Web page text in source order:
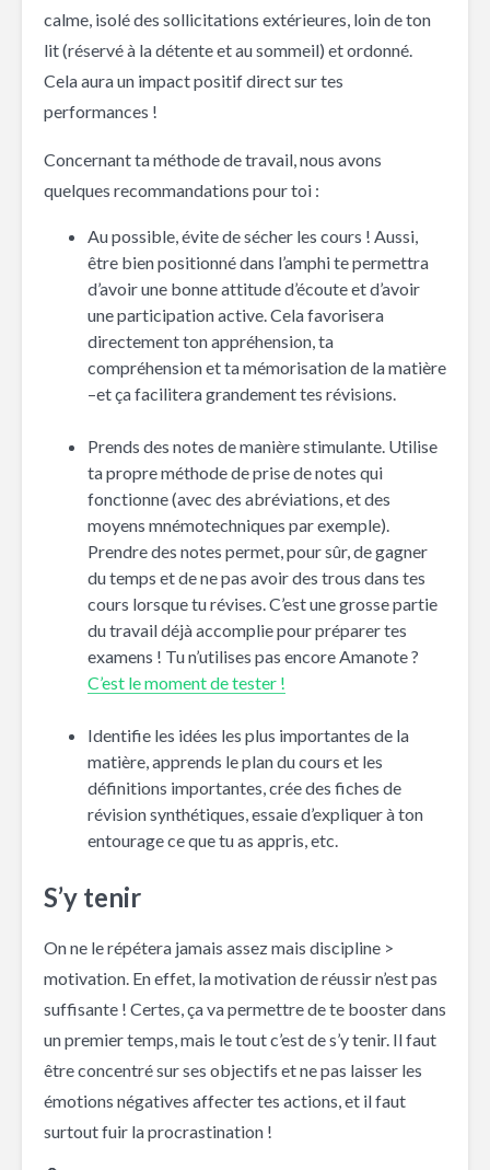
calme, isolé des sollicitations extérieures, loin de ton
lit (réservé à la détente et au sommeil) et ordonné.
Cela aura un impact positif direct sur tes
performances !
Concernant ta méthode de travail, nous avons
quelques recommandations pour toi :
Au possible, évite de sécher les cours ! Aussi,
être bien positionné dans l’amphi te permettra
d’avoir une bonne attitude d’écoute et d’avoir
une participation active. Cela favorisera
directement ton appréhension, ta
compréhension et ta mémorisation de la matière
–et ça facilitera grandement tes révisions.
Prends des notes de manière stimulante. Utilise
ta propre méthode de prise de notes qui
fonctionne (avec des abréviations, et des
moyens mnémotechniques par exemple).
Prendre des notes permet, pour sûr, de gagner
du temps et de ne pas avoir des trous dans tes
cours lorsque tu révises. C’est une grosse partie
du travail déjà accomplie pour préparer tes
examens ! Tu n’utilises pas encore Amanote ?
C’est le moment de tester !
Identifie les idées les plus importantes de la
matière, apprends le plan du cours et les
définitions importantes, crée des fiches de
révision synthétiques, essaie d’expliquer à ton
entourage ce que tu as appris, etc.
S’y tenir
On ne le répétera jamais assez mais discipline >
motivation. En effet, la motivation de réussir n’est pas
suffisante ! Certes, ça va permettre de te booster dans
un premier temps, mais le tout c’est de s’y tenir. Il faut
être concentré sur ses objectifs et ne pas laisser les
émotions négatives affecter tes actions, et il faut
surtout fuir la procrastination !